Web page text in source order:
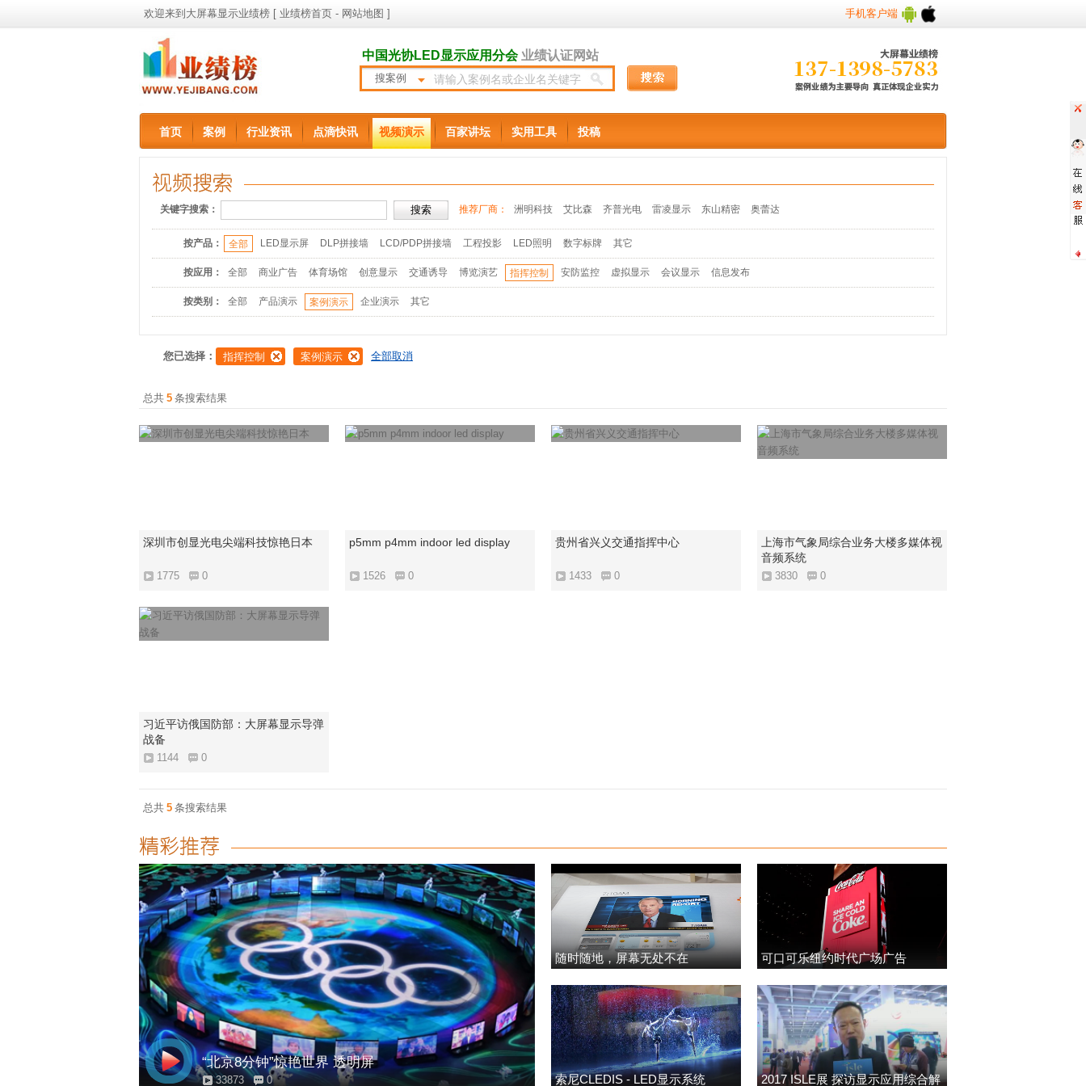
欢迎来到大屏幕显示业绩榜 [ 业绩榜首页 - 网站地图 ] 手机客户端
中国光协LED显示应用分会业绩认证网站
搜案例
首页 案例 行业资讯 点滴快讯 视频演示 百家讲坛 实用工具 投稿
关键字搜索： 推荐厂商： 洲明科技 艾比森 齐普光电 雷凌显示 东山精密 奥蕾达
按产品： 全部 LED显示屏 DLP拼接墙 LCD/PDP拼接墙 工程投影 LED照明 数字标牌 其它
按应用： 全部 商业广告 体育场馆 创意显示 交通诱导 博览演艺 指挥控制 安防监控 虚拟显示 会议显示 信息发布
按类别： 全部 产品演示 案例演示 企业演示 其它
您已选择： 指挥控制 案例演示 全部取消
总共 5 条搜索结果
深圳市创显光电尖端科技惊艳日本
1775 0
p5mm p4mm indoor led display
1526 0
贵州省兴义交通指挥中心
1433 0
上海市气象局综合业务大楼多媒体视
音频系统
3830 0
习近平访俄国防部：大屏幕显示导弹
战备
1144 0
总共 5 条搜索结果
“北京8分钟”惊艳世界 透明屏
33873 0
随时随地，屏幕无处不在 可口可乐纽约时代广场广告
索尼CLEDIS - LED显示系统 2017 ISLE展 探访显示应用综合解